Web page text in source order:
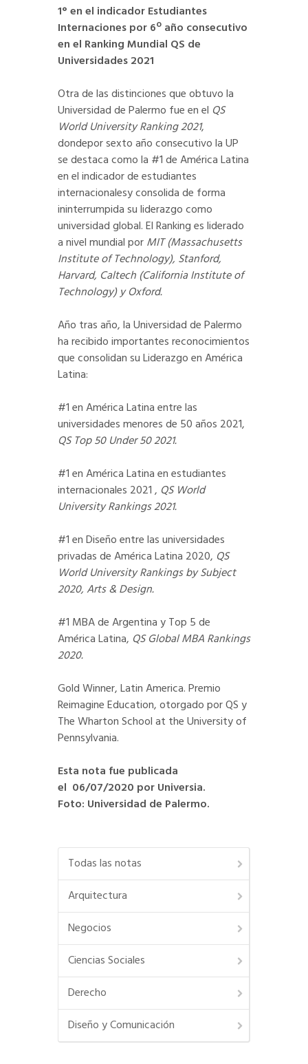
1° en el indicador Estudiantes
Internaciones por 6º año consecutivo
en el Ranking Mundial QS de
Universidades 2021
Otra de las distinciones que obtuvo la
Universidad de Palermo fue en el QS
World University Ranking 2021,
dondepor sexto año consecutivo la UP
se destaca como la #1 de América Latina
en el indicador de estudiantes
internacionalesy consolida de forma
ininterrumpida su liderazgo como
universidad global. El Ranking es liderado
a nivel mundial porMIT (Massachusetts
Institute of Technology), Stanford,
Harvard, Caltech (California Institute of
Technology) y Oxford.
Año tras año, la Universidad de Palermo
ha recibido importantes reconocimientos
que consolidan su Liderazgo en América
Latina:
#1 en América Latina entre las
universidades menores de 50 años 2021,
QS Top 50 Under 50 2021.
#1 en América Latina en estudiantes
internacionales 2021 , QS World
University Rankings 2021.
#1 en Diseño entre las universidades
privadas de América Latina 2020, QS
World University Rankings by Subject
2020, Arts & Design.
#1 MBA de Argentina y Top 5 de
América Latina, QS Global MBA Rankings
2020.
Gold Winner, Latin America. Premio
Reimagine Education, otorgado por QS y
The Wharton School at the University of
Pennsylvania.
Esta nota fue publicada
el 06/07/2020 por Universia.
Foto: Universidad de Palermo.
Todas las notas
Arquitectura
Negocios
Ciencias Sociales
Derecho
Diseño y Comunicación